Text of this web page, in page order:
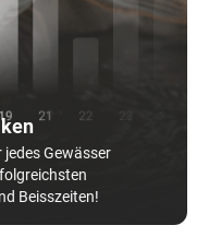
Gewässer
Beisszeiten!